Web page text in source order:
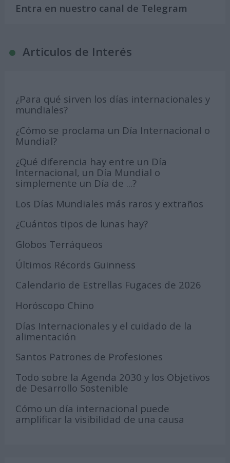
Entra en nuestro canal de Telegram
Articulos de Interés
¿Para qué sirven los días internacionales y
mundiales?
¿Cómo se proclama un Día Internacional o
Mundial?
¿Qué diferencia hay entre un Día
Internacional, un Día Mundial o
simplemente un Día de ...?
Los Días Mundiales más raros y extraños
¿Cuántos tipos de lunas hay?
Globos Terráqueos
Últimos Récords Guinness
Calendario de Estrellas Fugaces de 2026
Horóscopo Chino
Días Internacionales y el cuidado de la
alimentación
Santos Patrones de Profesiones
Todo sobre la Agenda 2030 y los Objetivos
de Desarrollo Sostenible
Cómo un día internacional puede
amplificar la visibilidad de una causa